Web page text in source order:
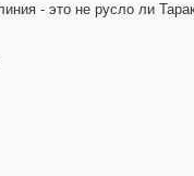
- это не русло ли